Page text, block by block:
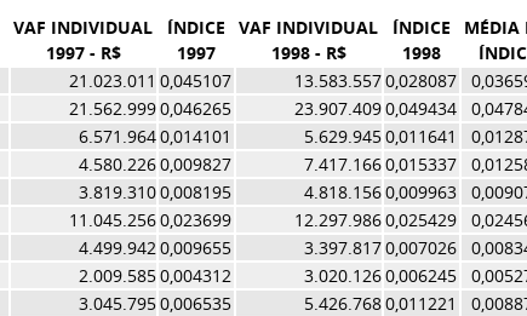
VAF INDIVIDUAL
1997 - R$
ÍNDICE
1997
VAF INDIVIDUAL
1998 - R$
ÍNDICE
1998
MÉDIA
21.023.011 0,045107 13.583.5570,028087
21.562.9990,046265 23.907.4090,049434
6.571.9640,014101 5.629.9450,011641
4.580.2260,009827 7.417.1660,015337
3.819.3100,008195 4.818.1560,009963
11.045.2560,023699 12.297.9860,025429
4.499.9420,009655 3.397.8170,007026
2.009.5850,004312 3.020.1260,006245
3.045.7950,006535 5.426.7680,011221